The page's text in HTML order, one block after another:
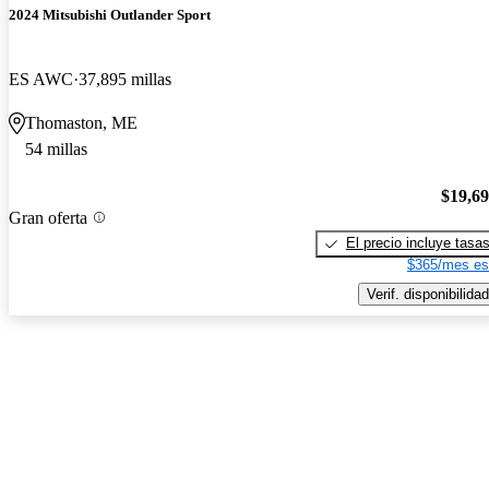
2024 Mitsubishi Outlander Sport
ES AWC 37,895 millas
Thomaston, ME
54 millas
Gran oferta
El precio incluye tasas
$365/mes
Verif. disponibilidad